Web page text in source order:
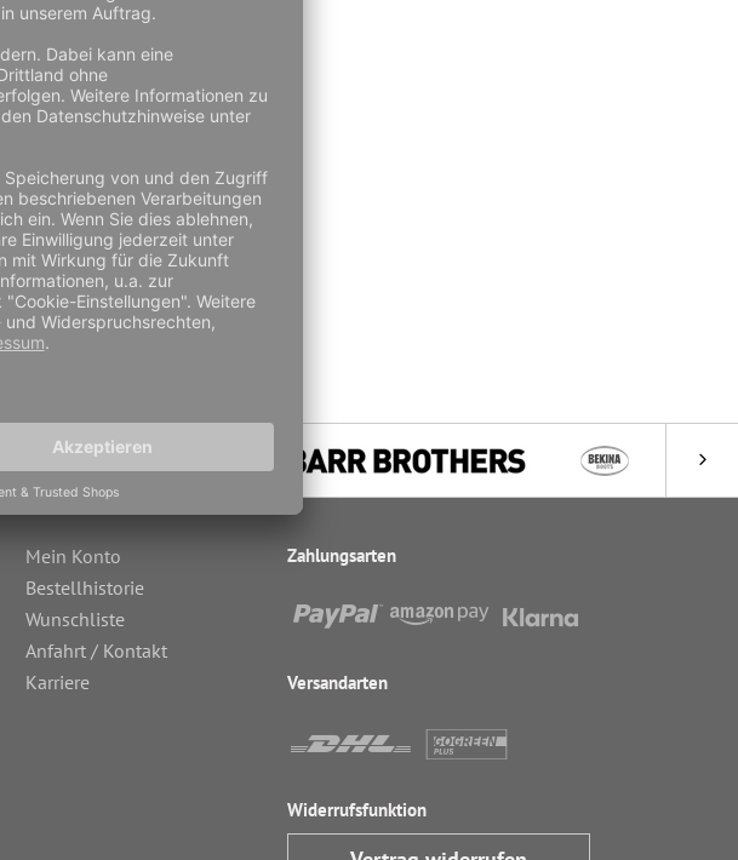
Mein Konto
Bestellhistorie
Wunschliste
Anfahrt / Kontakt
Karriere
Zahlungsarten
Versandarten
Widerrufsfunktion